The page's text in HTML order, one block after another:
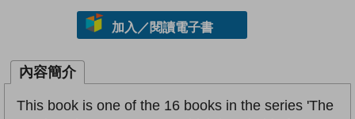
加入／閱讀電子書
內容簡介
This book is one of the 16 books in the series 'The